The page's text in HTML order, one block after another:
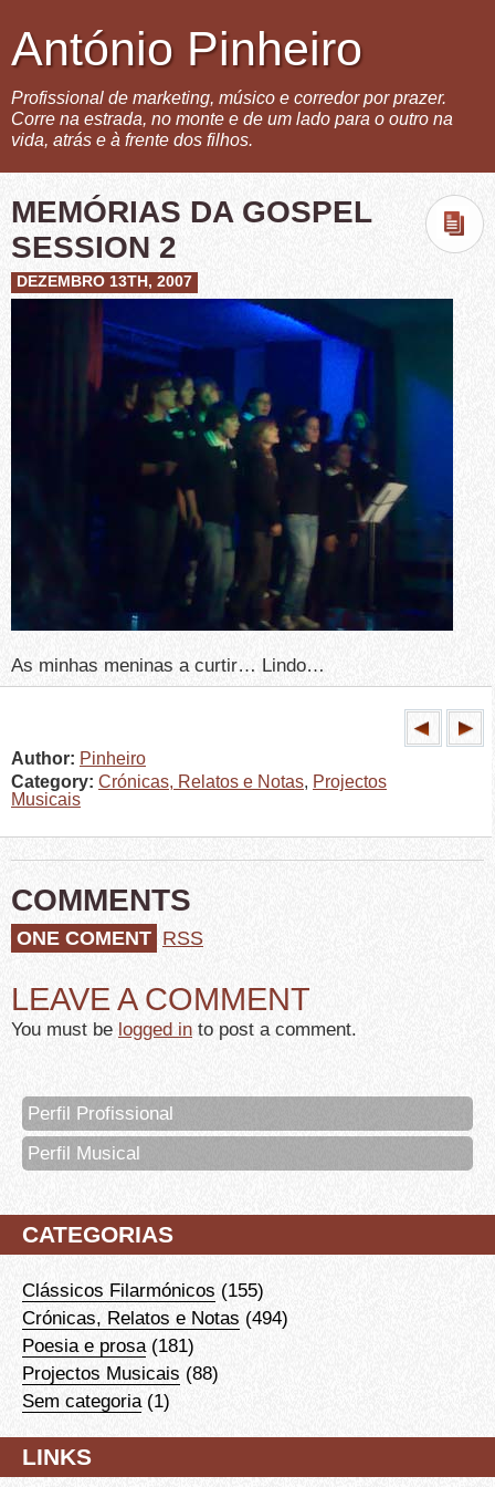
António Pinheiro
Profissional de marketing, músico e corredor por prazer.
Corre na estrada, no monte e de um lado para o outro na
vida, atrás e à frente dos filhos.
MEMÓRIAS DA GOSPEL
SESSION 2
DEZEMBRO 13TH, 2007
As minhas meninas a curtir… Lindo…
Author: Pinheiro
Category: Crónicas, Relatos e Notas, Projectos
Musicais
COMMENTS
ONE COMENT RSS
LEAVE A COMMENT
You must be logged in to post a comment.
Perfil Profissional
Perfil Musical
CATEGORIAS
Clássicos Filarmónicos (155)
Crónicas, Relatos e Notas (494)
Poesia e prosa (181)
Projectos Musicais (88)
Sem categoria (1)
LINKS